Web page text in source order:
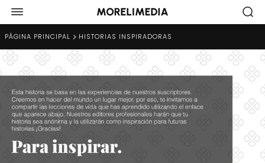
PÁGINA PRINCIPAL HISTORIAS INSPIRADORAS